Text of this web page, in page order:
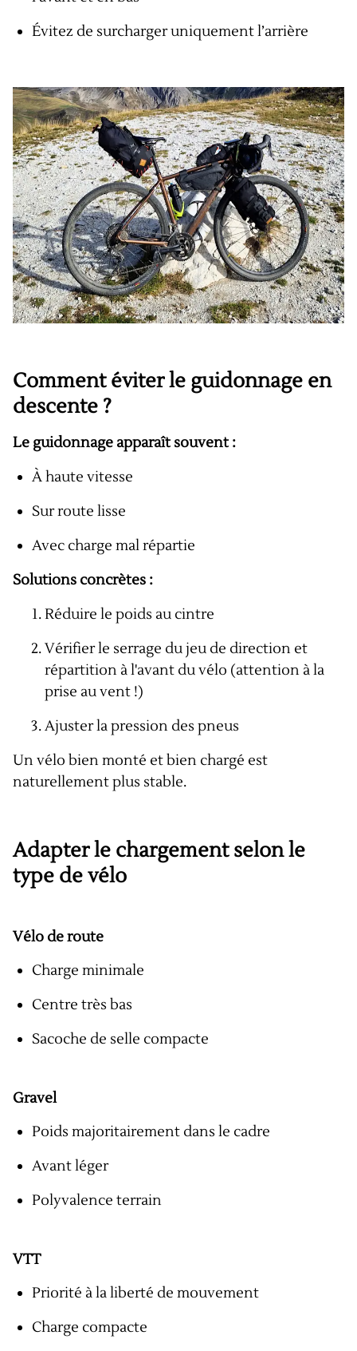
Évitez de surcharger uniquement l’arrière
Comment éviter le guidonnage en
descente ?
Le guidonnage apparaît souvent :
À haute vitesse
Sur route lisse
Avec charge mal répartie
Solutions concrètes :
Réduire le poids au cintre
Vérifier le serrage du jeu de direction et
répartition à l'avant du vélo (attention à la
prise au vent !)
Ajuster la pression des pneus
Un vélo bien monté et bien chargé est
naturellement plus stable.
Adapter le chargement selon le
type de vélo
Vélo de route
Charge minimale
Centre très bas
Sacoche de selle compacte
Gravel
Poids majoritairement dans le cadre
Avant léger
Polyvalence terrain
VTT
Priorité à la liberté de mouvement
Charge compacte